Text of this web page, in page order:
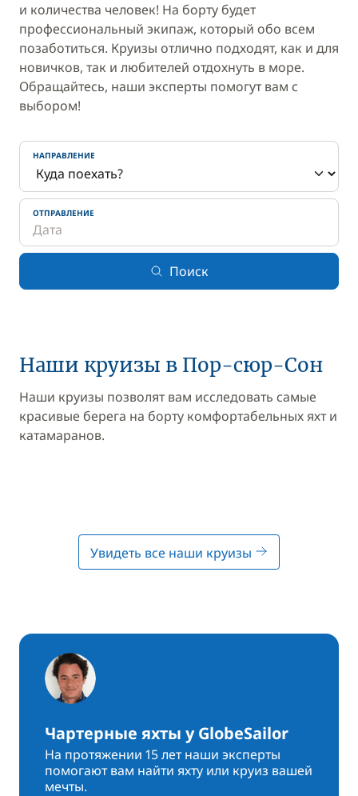
и количества человек! На борту будет
профессиональный экипаж, который обо всем
позаботиться. Круизы отлично подходят, как и для
новичков, так и любителей отдохнуть в море.
Обращайтесь, наши эксперты помогут вам с
выбором!
НАПРАВЛЕНИЕ
ОТПРАВЛЕНИЕ
Поиск
Наши круизы в Пор-сюр-Сон
Наши круизы позволят вам исследовать самые
красивые берега на борту комфортабельных яхт и
катамаранов.
Увидеть все наши круизы
Чартерные яхты у GlobeSailor
На протяжении 15 лет наши эксперты
помогают вам найти яхту или круиз вашей
мечты.